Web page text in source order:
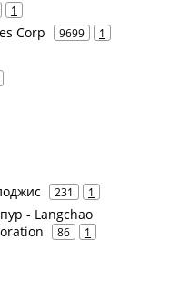
1
Corp 9699 1
231 1
- Langchao
86 1